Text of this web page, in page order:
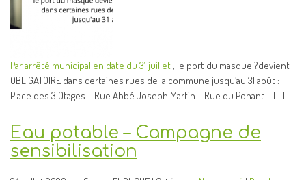
Par arrêté municipal en date du 31 juillet, le port du masque ?devient
OBLIGATOIRE dans certaines rues de la commune jusqu’au 31 août :
Place des 3 Otages – Rue Abbé Joseph Martin – Rue du Ponant – […]
Eau potable – Campagne de
sensibilisation